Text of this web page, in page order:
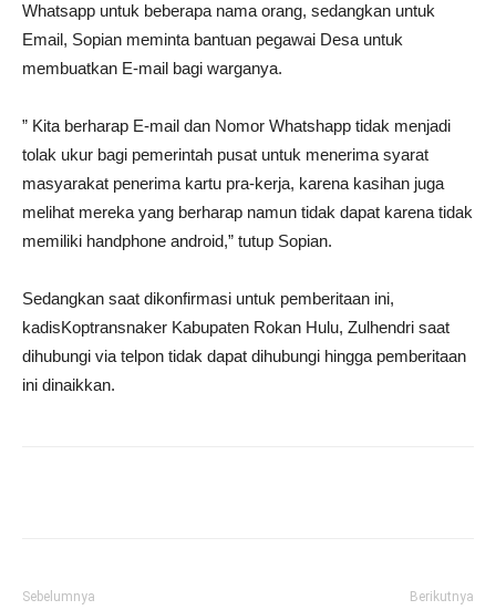
Whatsapp untuk beberapa nama orang, sedangkan untuk
Email, Sopian meminta bantuan pegawai Desa untuk
membuatkan E-mail bagi warganya.
” Kita berharap E-mail dan Nomor Whatshapp tidak menjadi
tolak ukur bagi pemerintah pusat untuk menerima syarat
masyarakat penerima kartu pra-kerja, karena kasihan juga
melihat mereka yang berharap namun tidak dapat karena tidak
memiliki handphone android,” tutup Sopian.
Sedangkan saat dikonfirmasi untuk pemberitaan ini,
kadisKoptransnaker Kabupaten Rokan Hulu, Zulhendri saat
dihubungi via telpon tidak dapat dihubungi hingga pemberitaan
ini dinaikkan.
Sebelumnya Berikutnya